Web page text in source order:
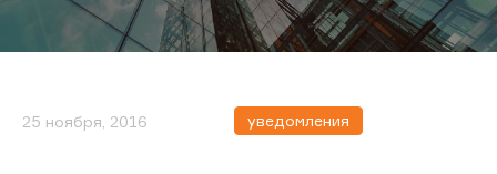
25 ноября, 2016 уведомления